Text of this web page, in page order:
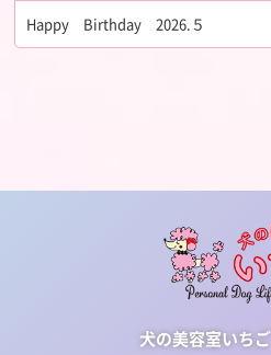
Happy Birthday 2026.５
犬の美容室いち